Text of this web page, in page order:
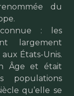
du
: les
largement
États-Unis.
Âge et était
populations
qu’elle se